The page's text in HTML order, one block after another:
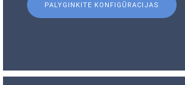
PALYGINKITE KONFIGŪRACIJAS